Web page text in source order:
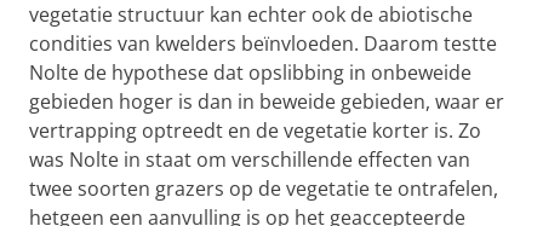
vegetatie structuur kan echter ook de abiotische
condities van kwelders beïnvloeden. Daarom testte
Nolte de hypothese dat opslibbing in onbeweide
gebieden hoger is dan in beweide gebieden, waar er
vertrapping optreedt en de vegetatie korter is. Zo
was Nolte in staat om verschillende effecten van
twee soorten grazers op de vegetatie te ontrafelen,
hetgeen een aanvulling is op het geaccepteerde